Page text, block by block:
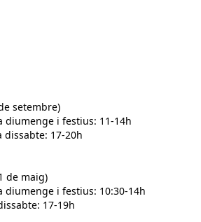
setembre)
diumenge i festius: 11-14h
dissabte: 17-20h
de maig)
diumenge i festius: 10:30-14h
17-19h